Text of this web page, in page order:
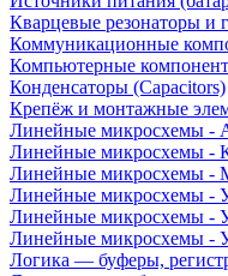
Кварцевые резонаторы и
Коммуникационные
Компьютерные
Конденсаторы (Capacitors)
Крепёж и монтажные
Линейные микросхемы -
Линейные микросхемы -
Линейные микросхемы -
Линейные микросхемы -
Линейные микросхемы -
Линейные микросхемы -
Логика — буферы,